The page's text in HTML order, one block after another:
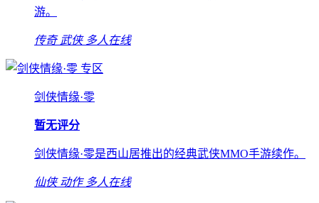
游。
传奇 武侠 多人在线
专区
剑侠情缘·零
暂无评分
剑侠情缘·零是西山居推出的经典武侠MMO手游续作。
仙侠 动作 多人在线